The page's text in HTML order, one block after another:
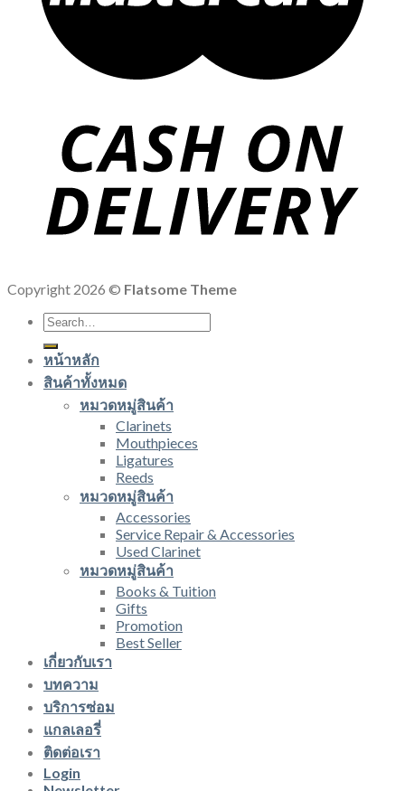
Copyright 2026 © Flatsome Theme
Search
for:
หน้าหลัก
สินค้าทั้งหมด
หมวดหมู่สินค้า
Clarinets
Mouthpieces
Ligatures
Reeds
หมวดหมู่สินค้า
Accessories
Service Repair & Accessories
Used Clarinet
หมวดหมู่สินค้า
Books & Tuition
Gifts
Promotion
Best Seller
เกี่ยวกับเรา
บทความ
บริการซ่อม
แกลเลอรี่
ติดต่อเรา
Login